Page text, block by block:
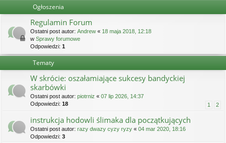
Ogłoszenia
Regulamin Forum
Ostatni post autor: Andrew « 18 maja 2018, 12:18
w Sprawy forumowe
Odpowiedzi: 1
Tematy
W skrócie: oszałamiające sukcesy bandyckiej
skarbówki
Ostatni post autor: piotrniz « 07 lip 2026, 14:37
Odpowiedzi: 18 1 2
instrukcja hodowli ślimaka dla początkujących
Ostatni post autor: razy dwazy cyzy ryzy « 04 mar 2020, 18:16
Odpowiedzi: 3